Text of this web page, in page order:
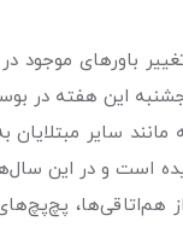
باورهای
روز پنجشنبه این
مبتلا به سرطان. ٢٦نفری
در برخی از موارد به ٨ تا
هم‌اتاقی‌ها،